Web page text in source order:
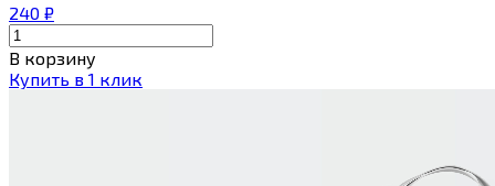
240 ₽
В корзину
Купить в 1 клик